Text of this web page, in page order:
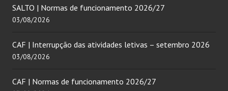
SALTO | Normas de funcionamento 2026/27
03/08/2026
CAF | Interrupção das atividades letivas – setembro 2026
03/08/2026
CAF | Normas de funcionamento 2026/27